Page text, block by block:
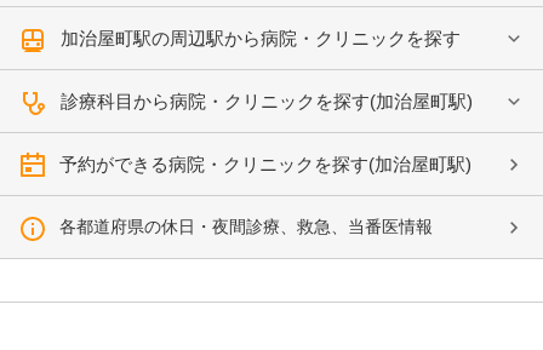
加治屋町駅の周辺駅から病院・クリニックを探す
診療科目から病院・クリニックを探す(加治屋町駅)
予約ができる病院・クリニックを探す(加治屋町駅)
各都道府県の休日・夜間診療、救急、当番医情報